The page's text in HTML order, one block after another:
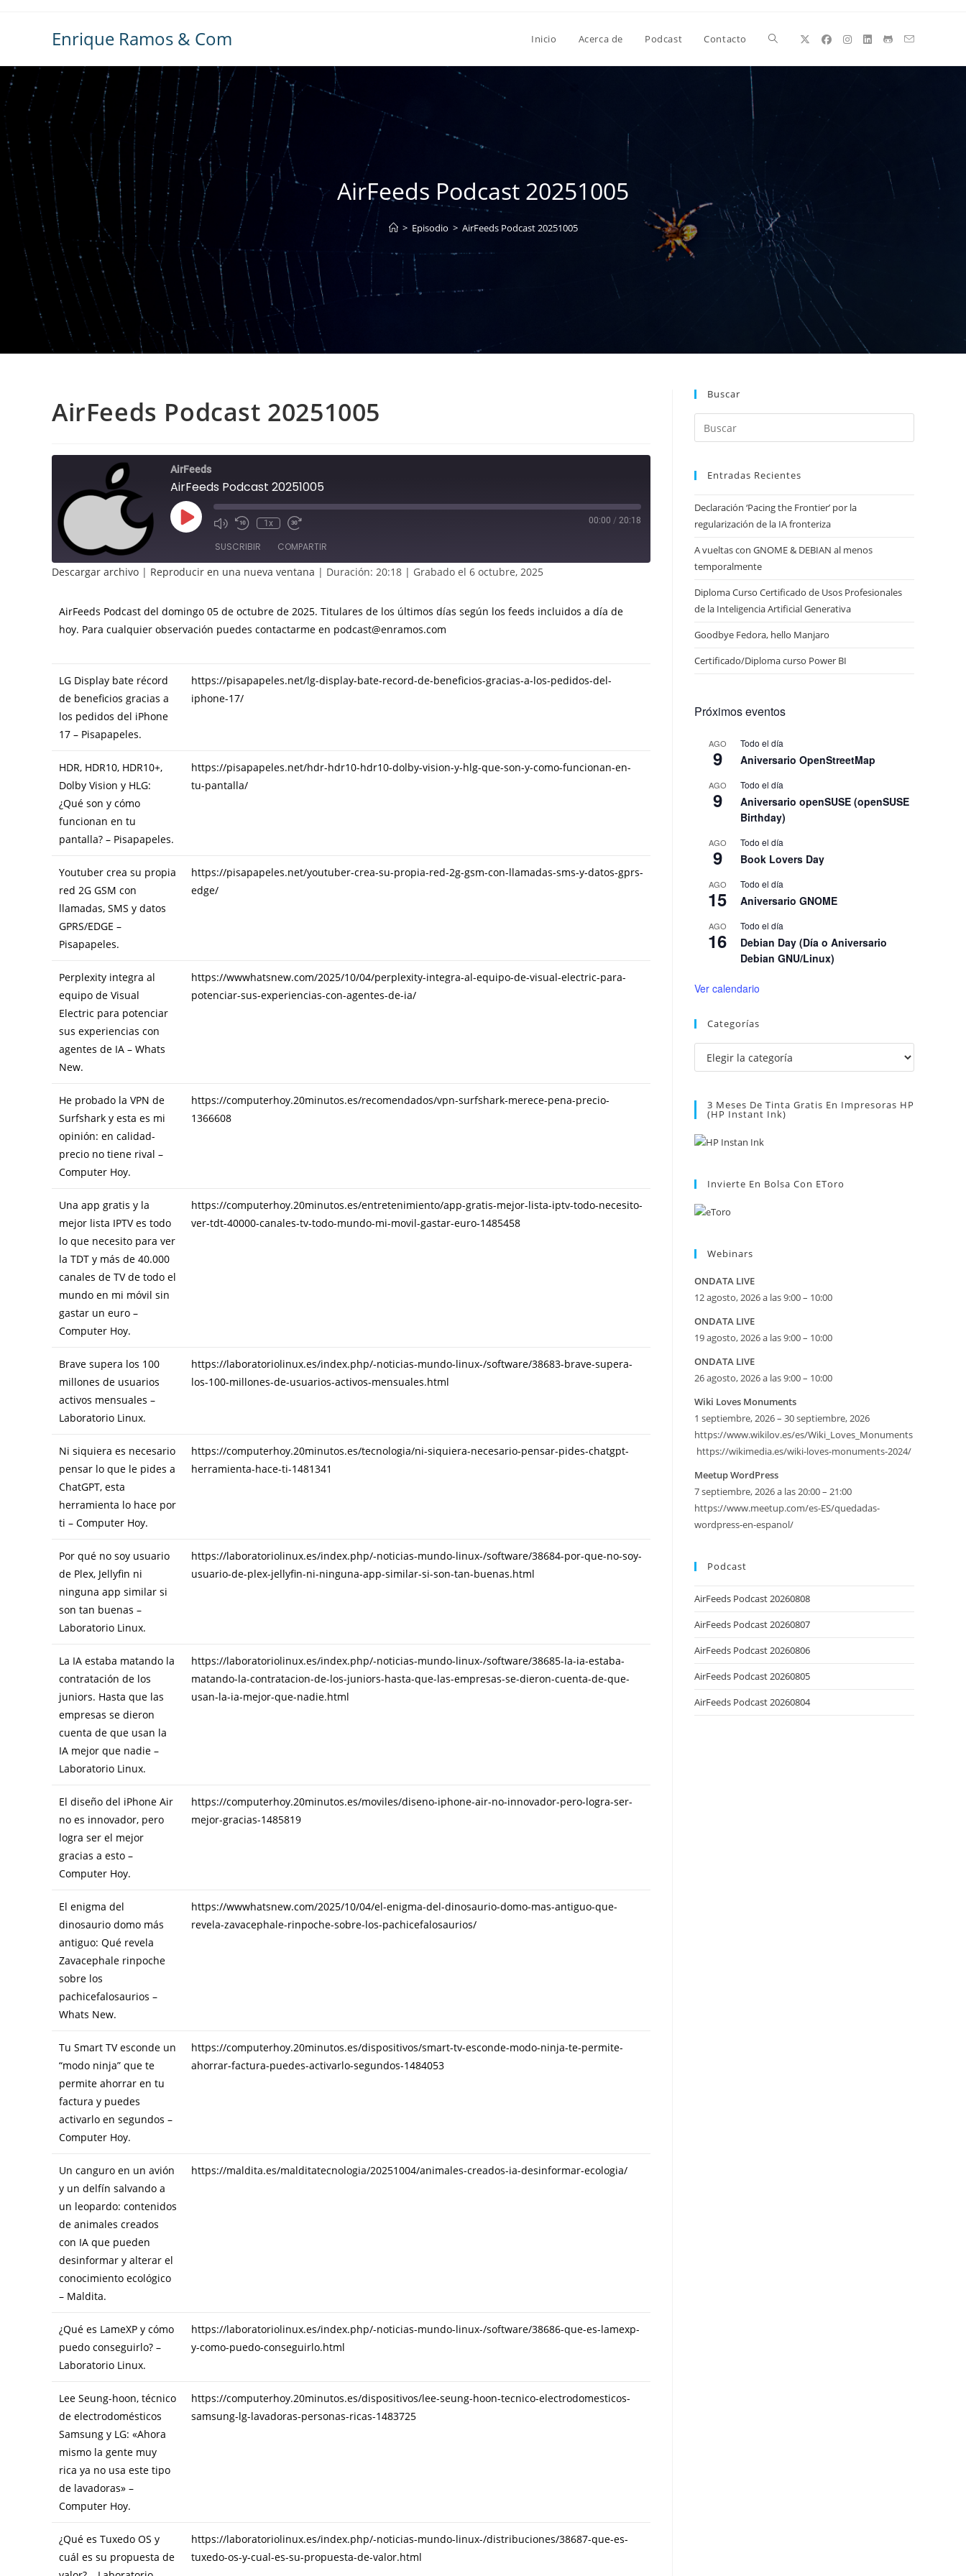
Enrique Ramos & Com Inicio Acerca de Podcast Contacto Alternar
la
web
AirFeeds Podcast 20251005
> Episodio > AirFeeds Podcast 20251005
AirFeeds Podcast 20251005
AirFeeds
AirFeeds Podcast 20251005
Reproducir
episodio
1x 00:00 / 20:18
SUSCRIBIR COMPARTIR
FEED RSS
Descargar archivo | Reproducir en una nueva ventana | Duración: 20:18 | Grabado el 6 octubre, 2025
AirFeeds Podcast del domingo 05 de octubre de 2025. Titulares de los últimos días según los feeds incluidos a día de
hoy. Para cualquier observación puedes contactarme en podcast@enramos.com
LG Display bate récord
de beneficios gracias a
los pedidos del iPhone
17 – Pisapapeles.
https://pisapapeles.net/lg-display-bate-record-de-beneficios-gracias-a-los-pedidos-del-
iphone-17/
HDR, HDR10, HDR10+,
Dolby Vision y HLG:
¿Qué son y cómo
funcionan en tu
pantalla? – Pisapapeles.
https://pisapapeles.net/hdr-hdr10-hdr10-dolby-vision-y-hlg-que-son-y-como-funcionan-en-
tu-pantalla/
Youtuber crea su propia
red 2G GSM con
llamadas, SMS y datos
GPRS/EDGE –
Pisapapeles.
https://pisapapeles.net/youtuber-crea-su-propia-red-2g-gsm-con-llamadas-sms-y-datos-gprs-
edge/
Perplexity integra al
equipo de Visual
Electric para potenciar
sus experiencias con
agentes de IA – Whats
New.
https://wwwhatsnew.com/2025/10/04/perplexity-integra-al-equipo-de-visual-electric-para-
potenciar-sus-experiencias-con-agentes-de-ia/
He probado la VPN de
Surfshark y esta es mi
opinión: en calidad-
precio no tiene rival –
Computer Hoy.
https://computerhoy.20minutos.es/recomendados/vpn-surfshark-merece-pena-precio-
1366608
Una app gratis y la
mejor lista IPTV es todo
lo que necesito para ver
la TDT y más de 40.000
canales de TV de todo el
mundo en mi móvil sin
gastar un euro –
Computer Hoy.
https://computerhoy.20minutos.es/entretenimiento/app-gratis-mejor-lista-iptv-todo-necesito-
ver-tdt-40000-canales-tv-todo-mundo-mi-movil-gastar-euro-1485458
Brave supera los 100
millones de usuarios
activos mensuales –
Laboratorio Linux.
https://laboratoriolinux.es/index.php/-noticias-mundo-linux-/software/38683-brave-supera-
los-100-millones-de-usuarios-activos-mensuales.html
Ni siquiera es necesario
pensar lo que le pides a
ChatGPT, esta
herramienta lo hace por
ti – Computer Hoy.
https://computerhoy.20minutos.es/tecnologia/ni-siquiera-necesario-pensar-pides-chatgpt-
herramienta-hace-ti-1481341
Por qué no soy usuario
de Plex, Jellyfin ni
ninguna app similar si
son tan buenas –
Laboratorio Linux.
https://laboratoriolinux.es/index.php/-noticias-mundo-linux-/software/38684-por-que-no-soy-
usuario-de-plex-jellyfin-ni-ninguna-app-similar-si-son-tan-buenas.html
La IA estaba matando la
contratación de los
juniors. Hasta que las
empresas se dieron
cuenta de que usan la
IA mejor que nadie –
Laboratorio Linux.
https://laboratoriolinux.es/index.php/-noticias-mundo-linux-/software/38685-la-ia-estaba-
matando-la-contratacion-de-los-juniors-hasta-que-las-empresas-se-dieron-cuenta-de-que-
usan-la-ia-mejor-que-nadie.html
El diseño del iPhone Air
no es innovador, pero
logra ser el mejor
gracias a esto –
Computer Hoy.
https://computerhoy.20minutos.es/moviles/diseno-iphone-air-no-innovador-pero-logra-ser-
mejor-gracias-1485819
El enigma del
dinosaurio domo más
antiguo: Qué revela
Zavacephale rinpoche
sobre los
pachicefalosaurios –
Whats New.
https://wwwhatsnew.com/2025/10/04/el-enigma-del-dinosaurio-domo-mas-antiguo-que-
revela-zavacephale-rinpoche-sobre-los-pachicefalosaurios/
Tu Smart TV esconde un
“modo ninja” que te
permite ahorrar en tu
factura y puedes
activarlo en segundos –
Computer Hoy.
https://computerhoy.20minutos.es/dispositivos/smart-tv-esconde-modo-ninja-te-permite-
ahorrar-factura-puedes-activarlo-segundos-1484053
Un canguro en un avión
y un delfín salvando a
un leopardo: contenidos
de animales creados
con IA que pueden
desinformar y alterar el
conocimiento ecológico
– Maldita.
https://maldita.es/malditatecnologia/20251004/animales-creados-ia-desinformar-ecologia/
¿Qué es LameXP y cómo
puedo conseguirlo? –
Laboratorio Linux.
https://laboratoriolinux.es/index.php/-noticias-mundo-linux-/software/38686-que-es-lamexp-
y-como-puedo-conseguirlo.html
Lee Seung-hoon, técnico
de electrodomésticos
Samsung y LG: «Ahora
mismo la gente muy
rica ya no usa este tipo
de lavadoras» –
Computer Hoy.
https://computerhoy.20minutos.es/dispositivos/lee-seung-hoon-tecnico-electrodomesticos-
samsung-lg-lavadoras-personas-ricas-1483725
¿Qué es Tuxedo OS y
cuál es su propuesta de
https://laboratoriolinux.es/index.php/-noticias-mundo-linux-/distribuciones/38687-que-es-
tuxedo-os-y-cual-es-su-propuesta-de-valor.html
Buscar
Entradas Recientes
Declaración ‘Pacing the Frontier’ por la
regularización de la IA fronteriza
A vueltas con GNOME & DEBIAN al menos
temporalmente
Diploma Curso Certificado de Usos Profesionales
de la Inteligencia Artificial Generativa
Goodbye Fedora, hello Manjaro
Certificado/Diploma curso Power BI
Próximos eventos
AGO
9
Todo el día
Aniversario OpenStreetMap
AGO
9
Todo el día
Aniversario openSUSE (openSUSE
Birthday)
AGO
9
Todo el día
Book Lovers Day
AGO
15
Todo el día
Aniversario GNOME
AGO
16
Todo el día
Debian Day (Día o Aniversario
Debian GNU/Linux)
Ver calendario
Categorías
Categorías
3 Meses De Tinta Gratis En Impresoras HP
(HP Instant Ink)
Invierte En Bolsa Con EToro
Webinars
ONDATA LIVE
12 agosto, 2026 a las 9:00 – 10:00
ONDATA LIVE
19 agosto, 2026 a las 9:00 – 10:00
ONDATA LIVE
26 agosto, 2026 a las 9:00 – 10:00
Wiki Loves Monuments
1 septiembre, 2026 – 30 septiembre, 2026
https://www.wikilov.es/es/Wiki_Loves_Monuments
https://wikimedia.es/wiki-loves-monuments-2024/
Meetup WordPress
7 septiembre, 2026 a las 20:00 – 21:00
https://www.meetup.com/es-ES/quedadas-
wordpress-en-espanol/
Podcast
AirFeeds Podcast 20260808
AirFeeds Podcast 20260807
AirFeeds Podcast 20260806
AirFeeds Podcast 20260805
AirFeeds Podcast 20260804